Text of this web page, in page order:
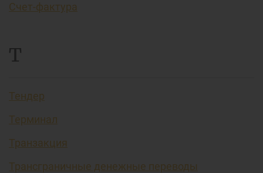
Счет-фактура
Т
Тендер
Терминал
Транзакция
Трансграничные денежные переводы